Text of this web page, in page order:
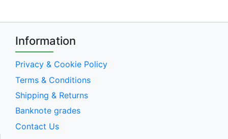
Information
Privacy & Cookie Policy
Terms & Conditions
Shipping & Returns
Banknote grades
Contact Us